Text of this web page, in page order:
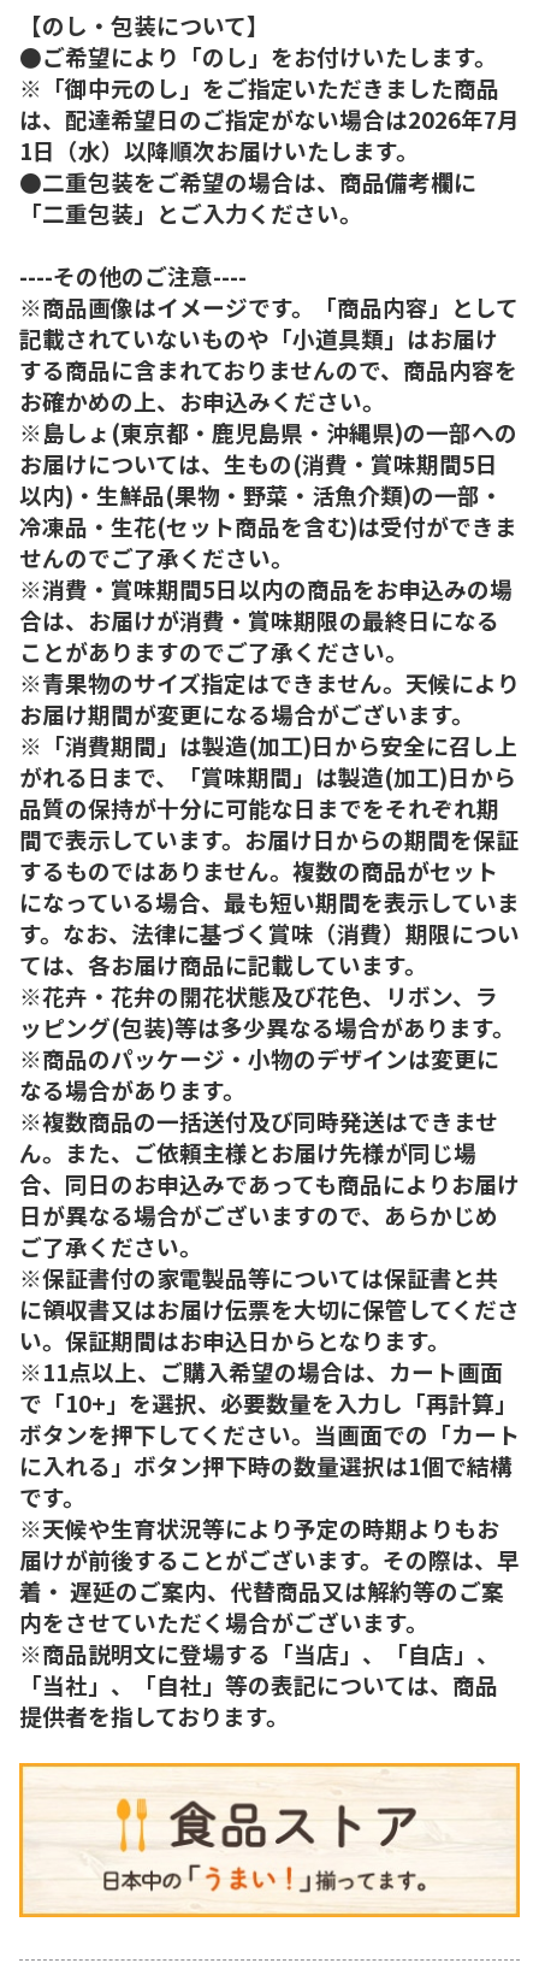
【のし・包装について】
●ご希望により「のし」をお付けいたします。
※「御中元のし」をご指定いただきました商品
は、配達希望日のご指定がない場合は2026年7月
1日（水）以降順次お届けいたします。
●二重包装をご希望の場合は、商品備考欄に
「二重包装」とご入力ください。
----その他のご注意----
※商品画像はイメージです。「商品内容」として
記載されていないものや「小道具類」はお届け
する商品に含まれておりませんので、商品内容を
お確かめの上、お申込みください。
※島しょ(東京都・鹿児島県・沖縄県)の一部への
お届けについては、生もの(消費・賞味期間5日
以内)・生鮮品(果物・野菜・活魚介類)の一部・
冷凍品・生花(セット商品を含む)は受付ができま
せんのでご了承ください。
※消費・賞味期間5日以内の商品をお申込みの場
合は、お届けが消費・賞味期限の最終日になる
ことがありますのでご了承ください。
※青果物のサイズ指定はできません。天候により
お届け期間が変更になる場合がございます。
※「消費期間」は製造(加工)日から安全に召し上
がれる日まで、「賞味期間」は製造(加工)日から
品質の保持が十分に可能な日までをそれぞれ期
間で表示しています。お届け日からの期間を保証
するものではありません。複数の商品がセット
になっている場合、最も短い期間を表示していま
す。なお、法律に基づく賞味（消費）期限につい
ては、各お届け商品に記載しています。
※花卉・花弁の開花状態及び花色、リボン、ラ
ッピング(包装)等は多少異なる場合があります。
※商品のパッケージ・小物のデザインは変更に
なる場合があります。
※複数商品の一括送付及び同時発送はできませ
ん。また、ご依頼主様とお届け先様が同じ場
合、同日のお申込みであっても商品によりお届け
日が異なる場合がございますので、あらかじめ
ご了承ください。
※保証書付の家電製品等については保証書と共
に領収書又はお届け伝票を大切に保管してくださ
い。保証期間はお申込日からとなります。
※11点以上、ご購入希望の場合は、カート画面
で「10+」を選択、必要数量を入力し「再計算」
ボタンを押下してください。当画面での「カート
に入れる」ボタン押下時の数量選択は1個で結構
です。
※天候や生育状況等により予定の時期よりもお
届けが前後することがございます。その際は、早
着・ 遅延のご案内、代替商品又は解約等のご案
内をさせていただく場合がございます。
※商品説明文に登場する「当店」、「自店」、
「当社」、「自社」等の表記については、商品
提供者を指しております。